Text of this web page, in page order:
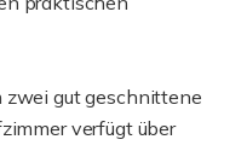
zwei gut geschnittene
verfügt über